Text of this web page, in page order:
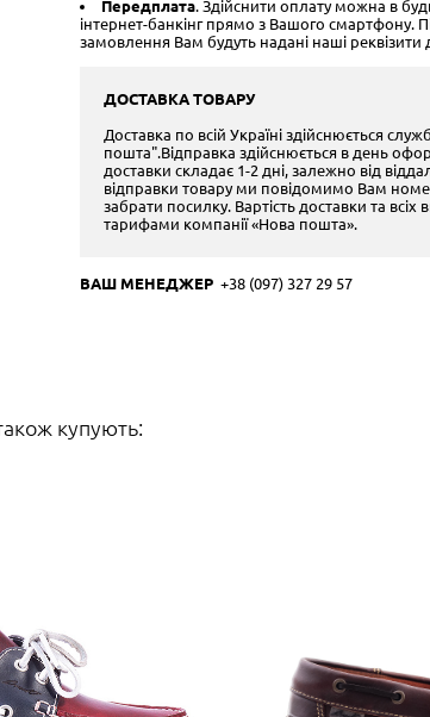
Передплата. Здійснити оплату можна в
інтернет-банкінг прямо з Вашого
замовлення Вам будуть надані наші реквізити
ДОСТАВКА ТОВАРУ
Доставка по всій Україні здійснюється
пошта".Відправка здійснюється в день
доставки складає 1-2 дні, залежно від
відправки товару ми повідомимо Вам
забрати посилку. Вартість доставки та всіх
тарифами компанії «Нова пошта».
ВАШ МЕНЕДЖЕР +38 (097) 327 29 57
купують: